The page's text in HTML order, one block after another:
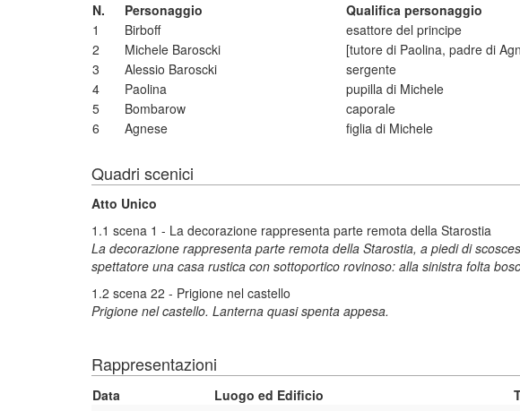
N. Personaggio Qualifica personaggio
1
Birboff esattore del principe
2
Michele Baroscki [tutore di Paolina, padre di
3
Alessio Baroscki sergente
4
Paolina pupilla di Michele
5
Bombarow caporale
6
Agnese figlia di Michele
Quadri scenici
Atto Unico
1.1 scena 1 - La decorazione rappresenta parte remota della Starostia
La decorazione rappresenta parte remota della Starostia, a piedi di
spettatore una casa rustica con sottoportico rovinoso: alla sinistra folta
1.2 scena 22 - Prigione nel castello
Prigione nel castello. Lanterna quasi spenta appesa.
Rappresentazioni
Data Luogo ed Edificio